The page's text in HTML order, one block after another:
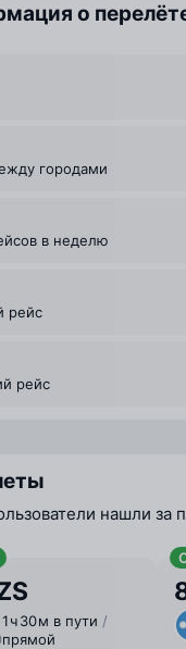
о
городами
в неделю
рейс
рейс
нашли за
1 ⁠ч 30 ⁠м в пути /
прямой